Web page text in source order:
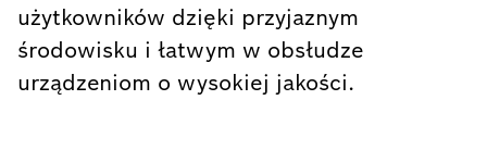
użytkowników dzięki przyjaznym
środowisku i łatwym w obsłudze
urządzeniom o wysokiej jakości.